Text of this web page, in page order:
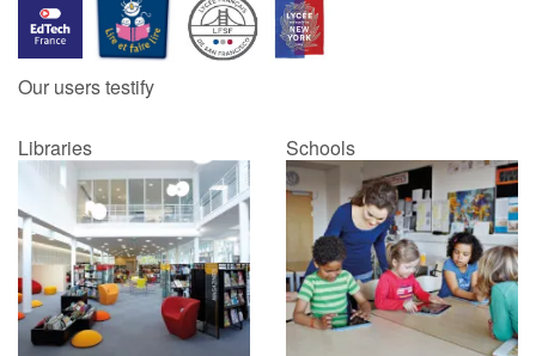
Our users testify
Libraries Schools